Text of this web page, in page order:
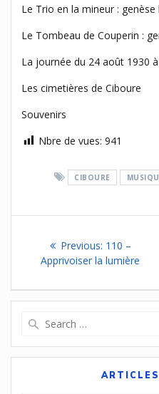
Le Trio en la mineur : genèse
Le Tombeau de Couperin :
La journée du 24 août 1930
Les cimetières de Ciboure
Souvenirs
Nbre de vues: 941
CIBOURE
l’article
Previous: Previous
post:
110 –
Apprivoiser la lumière